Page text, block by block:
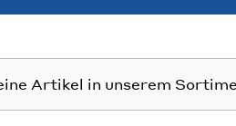
Artikel in unserem